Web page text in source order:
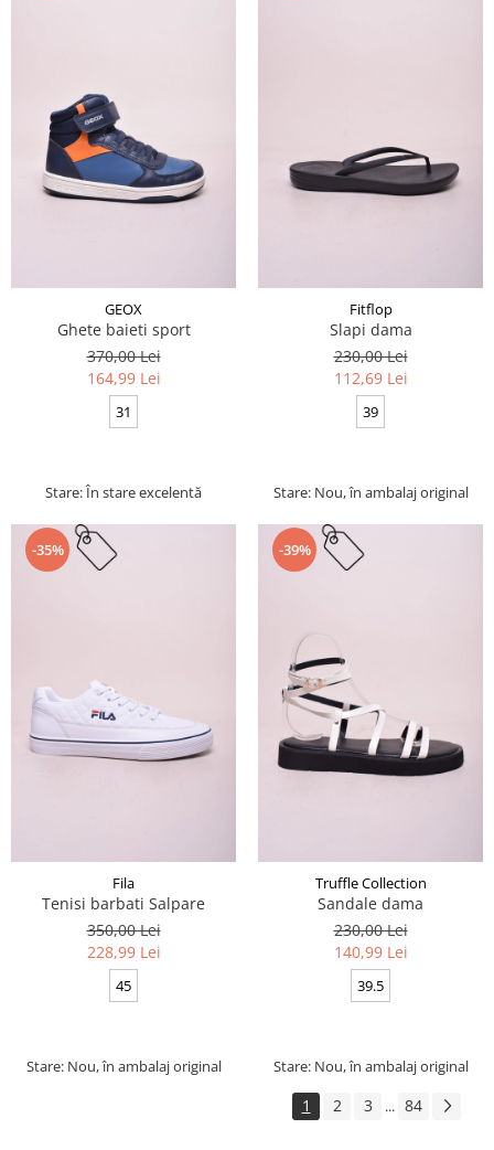
GEOX
Ghete baieti sport
370,00 Lei
164,99 Lei
31
Stare: În stare excelentă
Fitflop
Slapi dama
230,00 Lei
112,69 Lei
39
Stare: Nou, în ambalaj original
-35%
Fila
Tenisi barbati Salpare
350,00 Lei
228,99 Lei
45
Stare: Nou, în ambalaj original
-39%
Truffle Collection
Sandale dama
230,00 Lei
140,99 Lei
39.5
Stare: Nou, în ambalaj original
1 2 3 ... 84